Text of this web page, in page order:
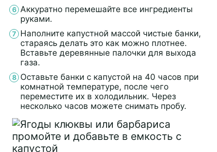
Аккуратно перемешайте все ингредиенты
руками.
Наполните капустной массой чистые банки,
стараясь делать это как можно плотнее.
Вставьте деревянные палочки для выхода
газа.
Оставьте банки с капустой на 40 часов при
комнатной температуре, после чего
переместите их в холодильник. Через
несколько часов можете снимать пробу.